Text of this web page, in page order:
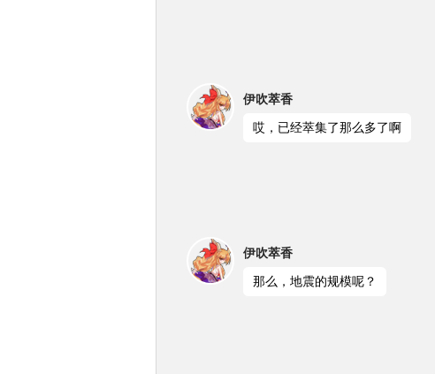
伊吹萃香
哎，已经萃集了那么多了啊
伊吹萃香
那么，地震的规模呢？